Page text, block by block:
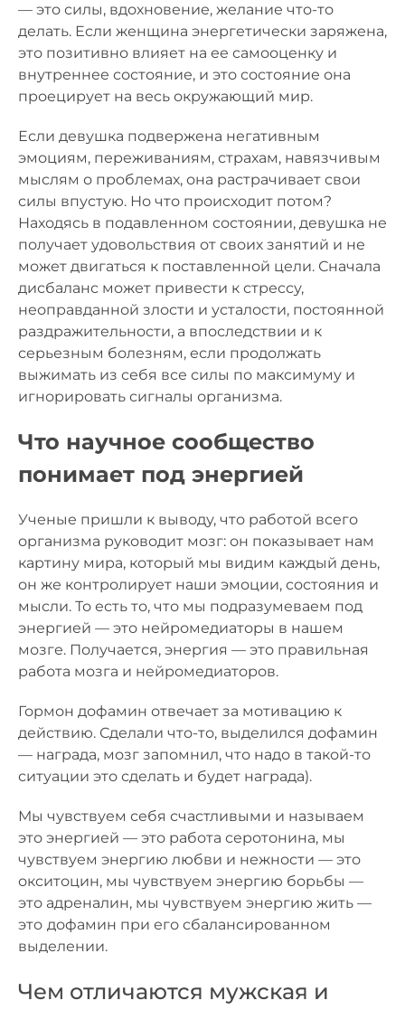
— это силы, вдохновение, желание что-то
делать. Если женщина энергетически заряжена,
это позитивно влияет на ее самооценку и
внутреннее состояние, и это состояние она
проецирует на весь окружающий мир.
Если девушка подвержена негативным
эмоциям, переживаниям, страхам, навязчивым
мыслям о проблемах, она растрачивает свои
силы впустую. Но что происходит потом?
Находясь в подавленном состоянии, девушка не
получает удовольствия от своих занятий и не
может двигаться к поставленной цели. Сначала
дисбаланс может привести к стрессу,
неоправданной злости и усталости, постоянной
раздражительности, а впоследствии и к
серьезным болезням, если продолжать
выжимать из себя все силы по максимуму и
игнорировать сигналы организма.
Что научное сообщество
понимает под энергией
Ученые пришли к выводу, что работой всего
организма руководит мозг: он показывает нам
картину мира, который мы видим каждый день,
он же контролирует наши эмоции, состояния и
мысли. То есть то, что мы подразумеваем под
энергией — это нейромедиаторы в нашем
мозге. Получается, энергия — это правильная
работа мозга и нейромедиаторов.
Гормон дофамин отвечает за мотивацию к
действию. Сделали что-то, выделился дофамин
— награда, мозг запомнил, что надо в такой-то
ситуации это сделать и будет награда).
Мы чувствуем себя счастливыми и называем
это энергией — это работа серотонина, мы
чувствуем энергию любви и нежности — это
окситоцин, мы чувствуем энергию борьбы —
это адреналин, мы чувствуем энергию жить —
это дофамин при его сбалансированном
выделении.
Чем отличаются мужская и